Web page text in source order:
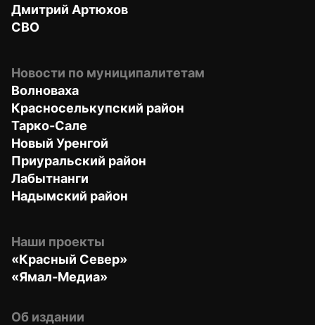
Дмитрий Артюхов
СВО
Новости по муниципалитетам
Волноваха
Красноселькупский район
Тарко-Сале
Новый Уренгой
Приуральский район
Лабытнанги
Надымский район
Наши проекты
«Красный Север»
«Ямал-Медиа»
Об издании